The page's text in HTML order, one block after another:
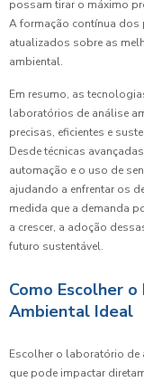
possam tirar o máximo
A formação contínua dos
atualizados sobre as
ambiental.
Em resumo, as
laboratórios de análise
precisas, eficientes e
Desde técnicas
automação e o uso de
ajudando a enfrentar os
medida que a demanda
a crescer, a adoção
futuro sustentável.
Como Escolher
Ambiental Ideal
Escolher o laboratório de
que pode impactar